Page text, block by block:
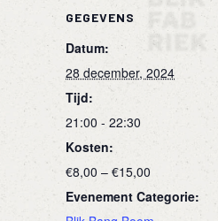
GEGEVENS
Datum:
28 december, 2024
Tijd:
21:00 - 22:30
Kosten:
€8,00 – €15,00
Evenement Categorie: